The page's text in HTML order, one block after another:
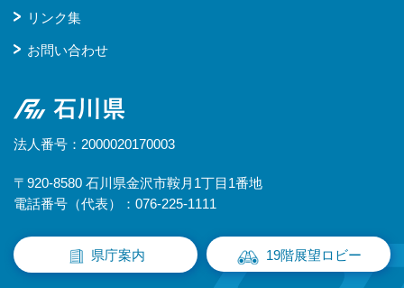
リンク集
お問い合わせ
石川県
法人番号：2000020170003
〒920-8580 石川県金沢市鞍月1丁目1番地
電話番号（代表）：076-225-1111
県庁案内 19階展望ロビー